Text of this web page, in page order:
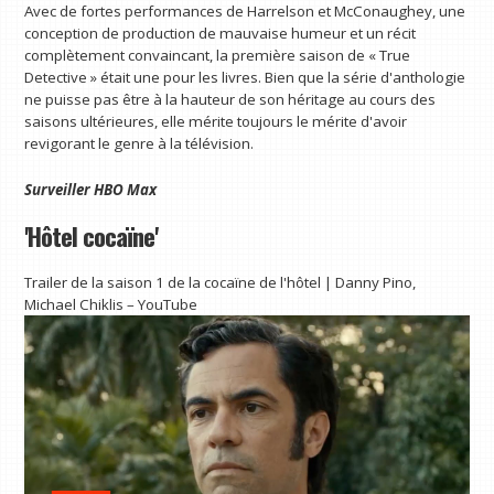
Avec de fortes performances de Harrelson et McConaughey, une
conception de production de mauvaise humeur et un récit
complètement convaincant, la première saison de « True
Detective » était une pour les livres. Bien que la série d'anthologie
ne puisse pas être à la hauteur de son héritage au cours des
saisons ultérieures, elle mérite toujours le mérite d'avoir
revigorant le genre à la télévision.
SurveillerHBO Max
'Hôtel cocaïne'
Trailer de la saison 1 de la cocaïne de l'hôtel | Danny Pino,
Michael Chiklis – YouTube